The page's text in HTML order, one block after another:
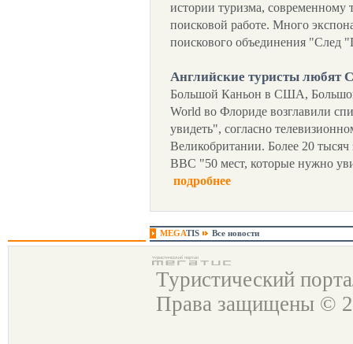
истории туризма,
поисковой работе. Много
поискового объединения "След
Английские туристы
Большой Каньон в США,
World во Флориде возглавили
увидеть", согласно
Великобритании. Более 20
ВВС "50 мест, которые нужно
подробнее
MEGATIS Все новости
Туристический
Права защищены ©